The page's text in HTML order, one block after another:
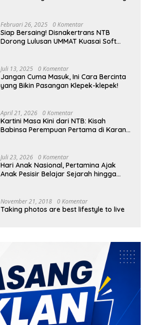
Februari 26, 2025 0 Komentar
Siap Bersaing! Disnakertrans NTB
Dorong Lulusan UMMAT Kuasai Soft
Juli 13, 2025 0 Komentar
Jangan Cuma Masuk, Ini Cara Bercinta
yang Bikin Pasangan Klepek-klepek!
April 21, 2026 0 Komentar
Kartini Masa Kini dari NTB: Kisah
Babinsa Perempuan Pertama di Karang
Juli 23, 2026 0 Komentar
Hari Anak Nasional, Pertamina Ajak
Anak Pesisir Belajar Sejarah hingga
November 21, 2018 0 Komentar
Taking photos are best lifestyle to live